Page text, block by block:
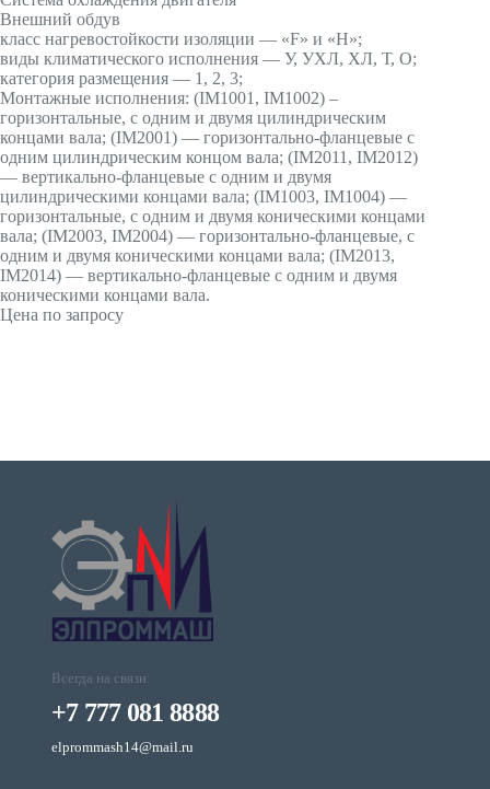
Внешний обдув
класс нагревостойкости изоляции — «F» и «H»;
виды климатического исполнения — У, УХЛ, ХЛ, Т, О;
категория размещения — 1, 2, 3;
Монтажные исполнения: (IМ1001, IМ1002) –
горизонтальные, с одним и двумя цилиндрическим
концами вала; (IМ2001) — горизонтально-фланцевые с
одним цилиндрическим концом вала; (IМ2011, IМ2012)
— вертикально-фланцевые с одним и двумя
цилиндрическими концами вала; (IМ1003, IМ1004) —
горизонтальные, с одним и двумя коническими концами
вала; (IМ2003, IМ2004) — горизонтально-фланцевые, с
одним и двумя коническими концами вала; (IМ2013,
IМ2014) — вертикально-фланцевые с одним и двумя
коническими концами вала.
Цена по запросу
Всегда на связи:
+7 777 081 8888
elprommash14@mail.ru